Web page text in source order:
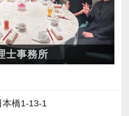
は全額会社負担
学習会あり
員が多数
採用
士事務所
橋1-13-1